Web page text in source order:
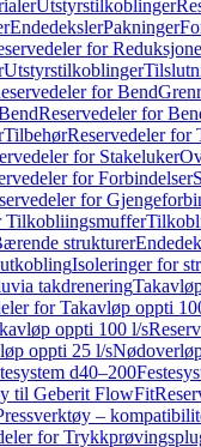
Utstyrstilkoblinger
EndedekslerPakninger
for
Utstyrstilkoblinger
for Bend
Reservedeler for
TilbehørReservedeler for
for Stakeluker
for Forbindelser
for
Tilkobliingsmuffer
strukturer
Isoleringer for
takdrenering
for Takavløp oppti
oppti 100 l/s
oppti 25 l/s
d40–200
til Geberit FlowFit
–
for